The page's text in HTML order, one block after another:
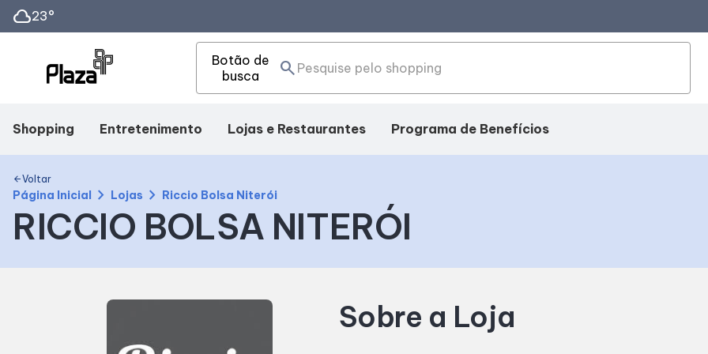
cloud23°
Botão de
busca
search
Shopping
Mapa Interno
Facilidades
Como Chegar
Entretenimento
Eventos
Fique por Dentro
Lojas e Restaurantes
Alimentação
Programa de Benefícios
arrow_backVoltar
Página Inicial chevron_right Lojas chevron_right Riccio Bolsa Niterói
RICCIO BOLSA NITERÓI
Sobre a Loja